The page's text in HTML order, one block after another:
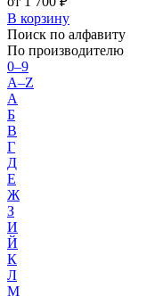
В корзину
Поиск по алфавиту
По производителю
0–9
A–Z
А
Б
В
Г
Д
Е
Ж
З
И
Й
К
Л
М